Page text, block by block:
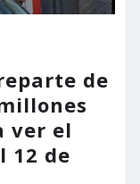
de
ver el
12 de